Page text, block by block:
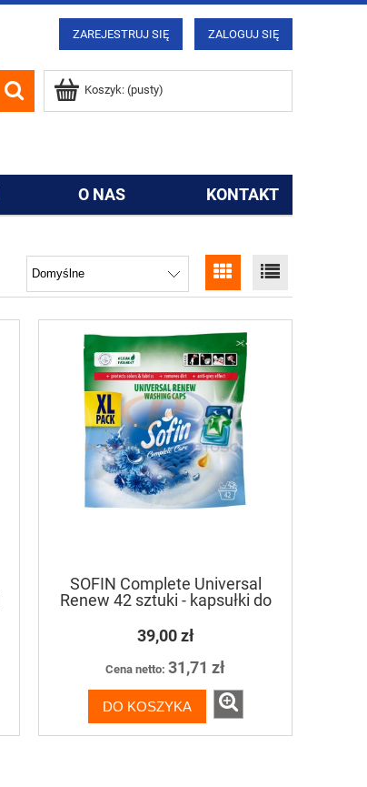
ZAREJESTRUJ SIĘ ZALOGUJ SIĘ
Koszyk: (pusty)
O NAS KONTAKT
SOFIN Complete Universal
Renew 42 sztuki - kapsułki do
39,00 zł
Cena netto: 31,71 zł
DO KOSZYKA